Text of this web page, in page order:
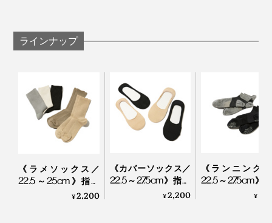
一度はいたら、手放したくなくなる『AMIGAMI』のは
き心地、あなたも体感してください。
ラインナップ
《ラメソックス／
22.5～25cm》指先
のサラサラが続く！
¥2,200
《カバーソックス／
22.5～27.5cm》指先
のサラサラが続く！
¥2,200
《ランニング
22.5～27.5cm》
のサラサラが続
¥